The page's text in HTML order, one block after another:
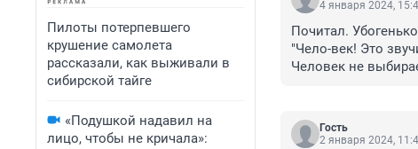
Пилоты потерпевшего
крушение самолета
рассказали, как выживали в
сибирской тайге
«Подушкой надавил на
лицо, чтобы не кричала»:
4 января 2024,
Почитал.
"Чело-век! Это
Человек не
Характера.
может просто
ты не виноват. Так
Гость
2 января 2024,